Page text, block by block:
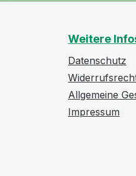
Weitere
Datenschutz
Allgemeine
Impressum